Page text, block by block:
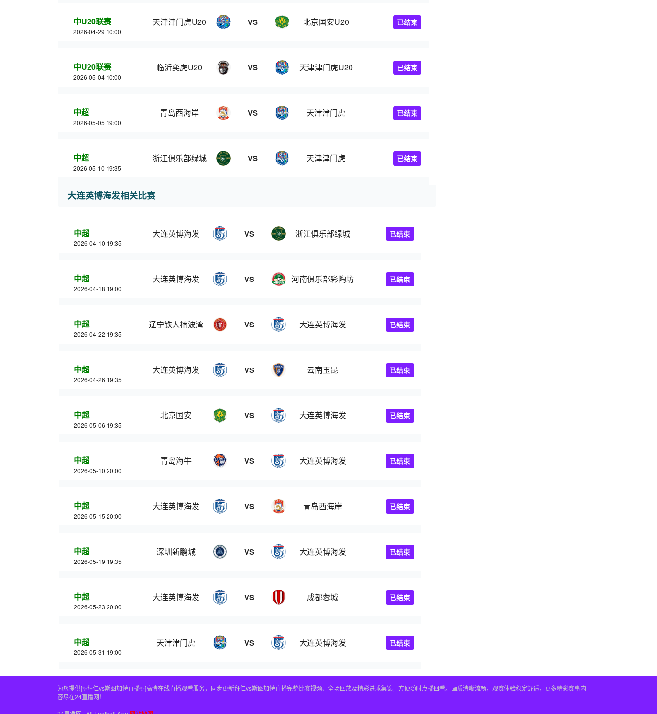
中U20联赛
2026-04-29 10:00
天津津门虎U20 VS 北京国安U20 已结束
中U20联赛
2026-05-04 10:00
临沂奕虎U20 VS 天津津门虎U20 已结束
中超
2026-05-05 19:00
青岛西海岸 VS 天津津门虎 已结束
中超
2026-05-10 19:35
浙江俱乐部绿城 VS 天津津门虎 已结束
大连英博海发相关比赛
中超
2026-04-10 19:35
大连英博海发 VS 浙江俱乐部绿城 已结束
中超
2026-04-18 19:00
大连英博海发 VS 河南俱乐部彩陶坊 已结束
中超
2026-04-22 19:35
辽宁铁人楠波湾 VS 大连英博海发 已结束
中超
2026-04-26 19:35
大连英博海发 VS 云南玉昆 已结束
中超
2026-05-06 19:35
北京国安 VS 大连英博海发 已结束
中超
2026-05-10 20:00
青岛海牛 VS 大连英博海发 已结束
中超
2026-05-15 20:00
大连英博海发 VS 青岛西海岸 已结束
中超
2026-05-19 19:35
深圳新鹏城 VS 大连英博海发 已结束
中超
2026-05-23 20:00
大连英博海发 VS 成都蓉城 已结束
中超
2026-05-31 19:00
天津津门虎 VS 大连英博海发 已结束
为您提供[✨拜仁vs斯图加特直播✨]高清在线直播观看服务，同步更新拜仁vs斯图加特直播完整比赛视频、全场回放及精彩进球集锦，方便随时点播回看。画质清晰流畅，观赛体验稳定舒适，更多精彩赛事内
容尽在24直播网！